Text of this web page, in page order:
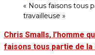
Chris Smalls, l’homme
faisons tous partie de